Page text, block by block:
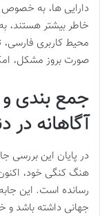
دارایی ها، به خصوص
خاطر بیشتر هستند،
محیط کاربری فارسی،
صورت بروز مشکل،
جمع بندی و
آگاهانه در
در پایان این
هنگ کنگی خود،
رسانده است. این